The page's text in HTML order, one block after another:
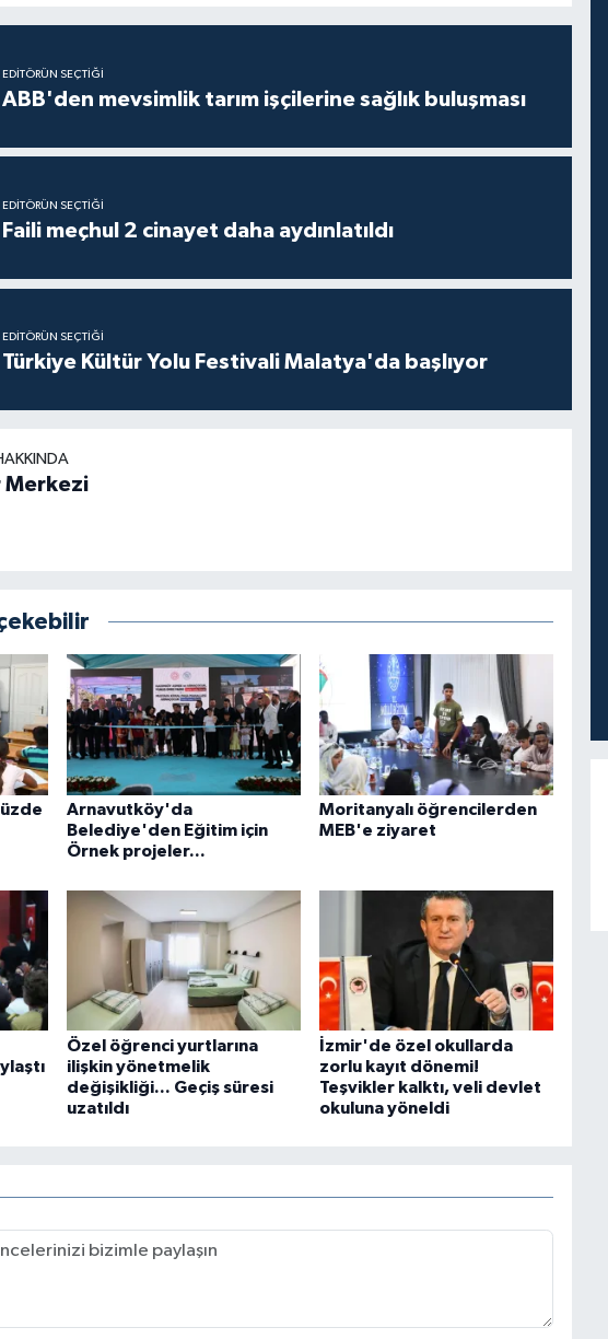
EDITÖRÜN SEÇTIĞI
ABB'den mevsimlik tarım işçilerine sağlık buluşması
EDITÖRÜN SEÇTIĞI
Faili meçhul 2 cinayet daha aydınlatıldı
EDITÖRÜN SEÇTIĞI
Türkiye Kültür Yolu Festivali Malatya'da başlıyor
Merkezi
Arnavutköy'da
Belediye'den Eğitim için
Örnek projeler...
Moritanyalı öğrencilerden
MEB'e ziyaret
Özel öğrenci yurtlarına
ilişkin yönetmelik
değişikliği... Geçiş süresi
uzatıldı
İzmir'de özel okullarda
zorlu kayıt dönemi!
Teşvikler kalktı, veli devlet
okuluna yöneldi